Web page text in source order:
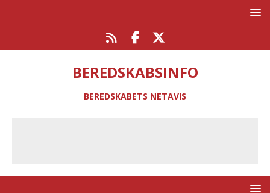
BEREDSKABSINFO
BEREDSKABETS NETAVIS